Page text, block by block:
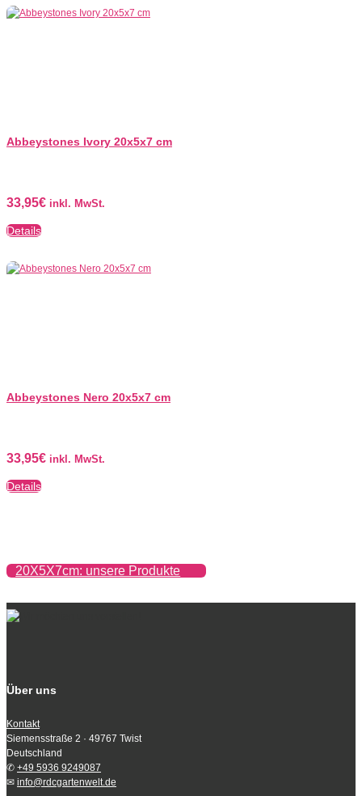
Abbeystones Ivory 20x5x7 cm
33,95€ inkl. MwSt.
Details
Abbeystones Nero 20x5x7 cm
33,95€ inkl. MwSt.
Details
20X5X7cm: unsere Produkte
Über uns
Kontakt
Siemensstraße 2 · 49767 Twist
Deutschland
✆ +49 5936 9249087
✉ info@rdcgartenwelt.de